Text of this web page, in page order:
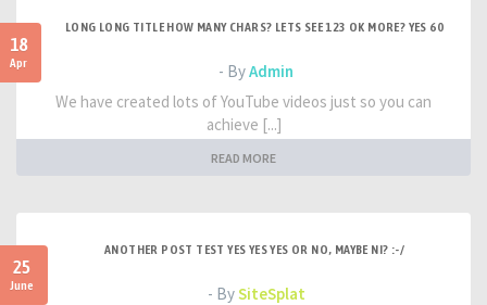
18
Apr
LONG LONG TITLE HOW MANY CHARS? LETS SEE 123 OK MORE? YES 60
- ByAdmin
We have created lots of YouTube videos just so you can
achieve [...]
READ MORE
25
June
ANOTHER POST TEST YES YES YES OR NO, MAYBE NI? :-/
- BySiteSplat